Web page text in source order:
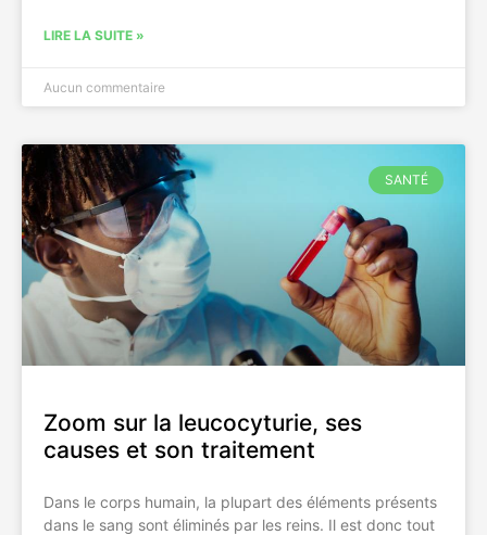
LIRE LA SUITE »
Aucun commentaire
SANTÉ
Zoom sur la leucocyturie, ses
causes et son traitement
Dans le corps humain, la plupart des éléments présents
dans le sang sont éliminés par les reins. Il est donc tout